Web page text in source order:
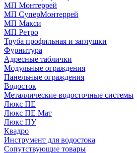
МП Монтеррей
МП СуперМонтеррей
МП Макси
МП Ретро
Труба профильная и заглушки
Фурнитура
Адресные таблички
Модульные ограждения
Панельные ограждения
Водосток
Металлические водосточные системы
Люкс ПЕ
Люкс ПЕ Мат
Люкс ПУ
Квадро
Инструмент для водостока
Сопутствующие товары